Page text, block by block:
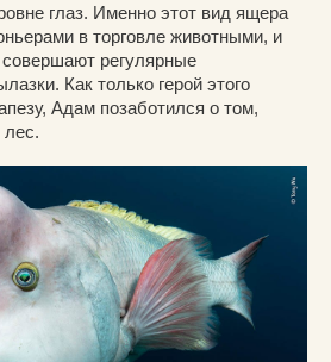
глаз. Именно этот вид ящера
в торговле животными, и
регулярные
Как только герой этого
Адам позаботился о том,
лес.